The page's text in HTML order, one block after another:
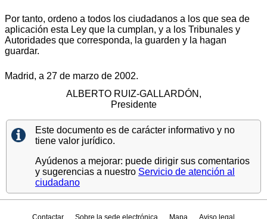
Por tanto, ordeno a todos los ciudadanos a los que sea de
aplicación esta Ley que la cumplan, y a los Tribunales y
Autoridades que corresponda, la guarden y la hagan
guardar.
Madrid, a 27 de marzo de 2002.
ALBERTO RUIZ-GALLARDÓN,
Presidente
Este documento es de carácter informativo y no
tiene valor jurídico.
Ayúdenos a mejorar: puede dirigir sus comentarios
y sugerencias a nuestro Servicio de atención al
ciudadano
Contactar Sobre la sede electrónica Mapa Aviso legal